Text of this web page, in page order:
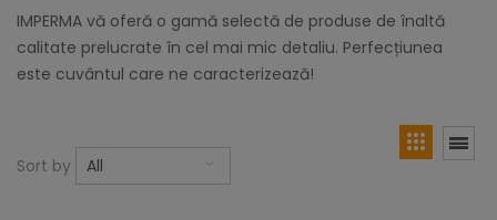
IMPERMA vă oferă o gamă selectă de produse de înaltă
calitate prelucrate în cel mai mic detaliu. Perfecțiunea
este cuvântul care ne caracterizează!
Sort by All